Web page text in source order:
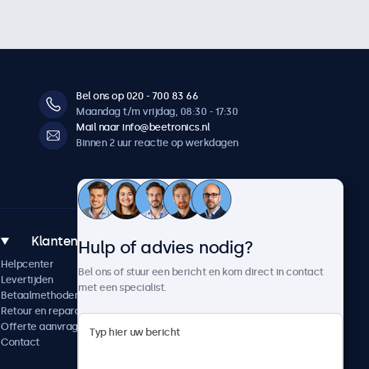
Bel ons op 020 - 700 83 66
Maandag t/m vrijdag, 08:30 - 17:30
Mail naar info@beetronics.nl
Binnen 2 uur reactie op werkdagen
Klantenservice
Helpcenter
Levertijden
Betaalmethoden
Retour en reparatie
Offerte aanvragen
Contact
Over Beetronics
Werken bij Beetronics
Algemene voorwaarden
Hulp of advies nodig?
Bel ons of stuur een bericht en kom direct in contact
met een specialist.